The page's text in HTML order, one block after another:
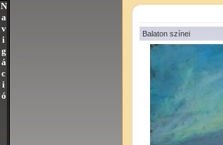
N
a
v
i
g
á
c
i
ó
Balaton színei